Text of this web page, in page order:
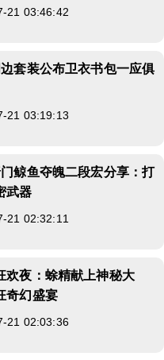
21 03:46:42
边套装公布卫衣书包一应俱
21 03:19:13
门鲸鱼夺魄二段宏分享：打
武器
21 02:32:11
欢夜：蜍精献上神秘大
奇幻盛宴
21 02:03:36